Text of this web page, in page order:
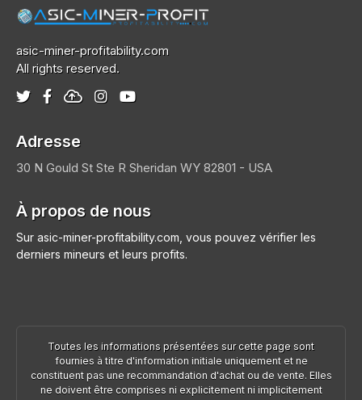
asic-miner-profitability.com
All rights reserved.
Adresse
30 N Gould St Ste R Sheridan WY 82801 - USA
À propos de nous
Sur asic-miner-profitability.com, vous pouvez vérifier les
derniers mineurs et leurs profits.
Toutes les informations présentées sur cette page sont
fournies à titre d'information initiale uniquement et ne
constituent pas une recommandation d'achat ou de vente. Elles
ne doivent être comprises ni explicitement ni implicitement